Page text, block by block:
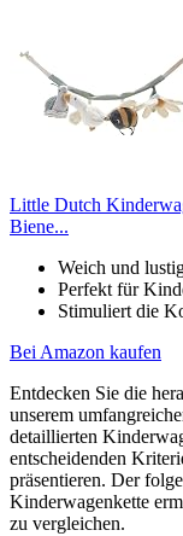
Little Dutch
Biene...
Weich und
Perfekt für
Stimuliert die
Bei Amazon kaufen
Entdecken Sie die
unserem
detaillierten
entscheidenden
präsentieren. Der
Kinderwagenkette
zu vergleichen.